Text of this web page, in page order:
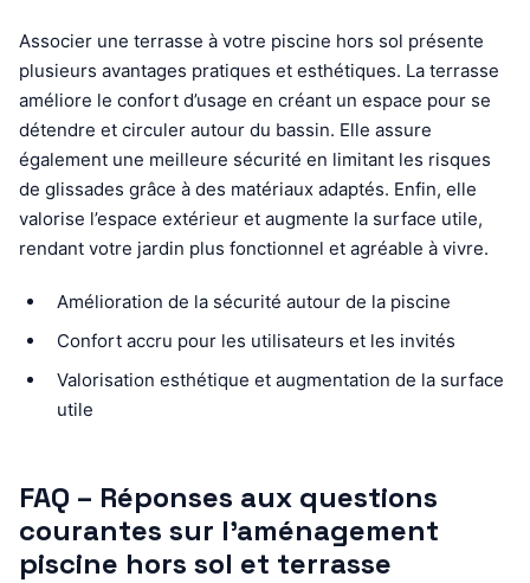
Associer une terrasse à votre piscine hors sol présente
plusieurs avantages pratiques et esthétiques. La terrasse
améliore le confort d’usage en créant un espace pour se
détendre et circuler autour du bassin. Elle assure
également une meilleure sécurité en limitant les risques
de glissades grâce à des matériaux adaptés. Enfin, elle
valorise l’espace extérieur et augmente la surface utile,
rendant votre jardin plus fonctionnel et agréable à vivre.
Amélioration de la sécurité autour de la piscine
Confort accru pour les utilisateurs et les invités
Valorisation esthétique et augmentation de la surface
utile
FAQ – Réponses aux questions
courantes sur l’aménagement
piscine hors sol et terrasse